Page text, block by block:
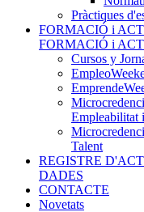
Pràctiques
FORMACIÓ i
FORMACIÓ i
Cursos y
Empleabilitat
Talent
REGISTRE
DADES
CONTACTE
Novetats